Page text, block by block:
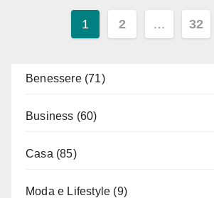
Paginazione
articoli
1 2 … 32
Benessere(71)
Business (60)
Casa (85)
Moda e Lifestyle (9)